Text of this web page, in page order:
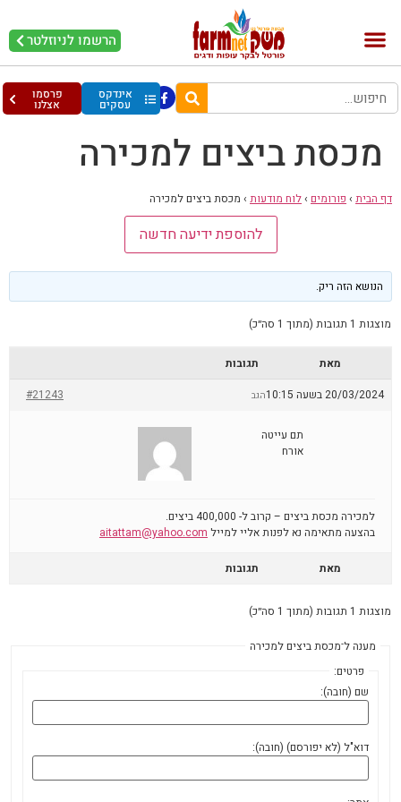
הרשמו לניוזלטר
אינדקס
עסקים
פרסמו
אצלנו
מכסת ביצים למכירה
דף הבית › פורומים ›לוח מודעות › מכסת ביצים למכירה
להוספת ידיעה חדשה
הנושא הזה ריק.
מוצגות 1 תגובות (מתוך 1 סה״כ)
מאת
תגובות
20/03/2024 בשעה 10:15
#21243 הגב
תם עייטה
אורח
למכירה מכסת ביצים – קרוב ל- 400,000 ביצים.
בהצעה מתאימה נא לפנות אליי למייל aitattam@yahoo.com
מאת תגובות
מוצגות 1 תגובות (מתוך 1 סה״כ)
מענה ל־מכסת ביצים למכירה
פרטים:
שם (חובה):
דוא"ל (לא יפורסם) (חובה):